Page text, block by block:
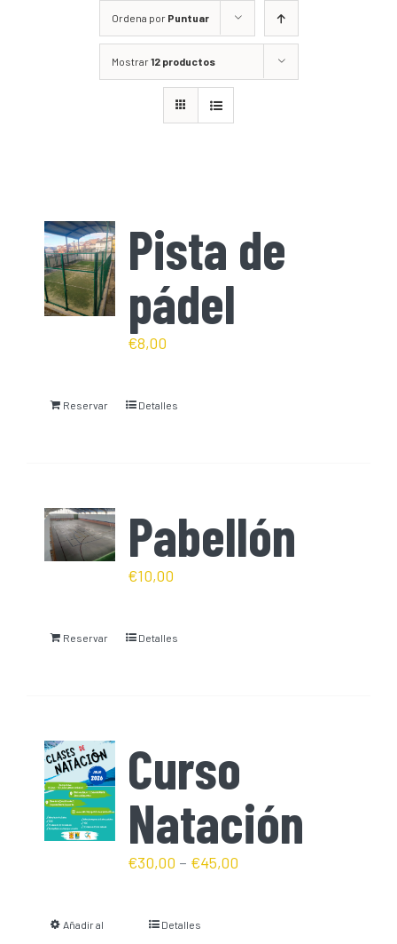
Ordena por Puntuar
Mostrar12 productos
Pista de
pádel
€8,00
Reservar Detalles
Pabellón
€10,00
Reservar Detalles
Curso
Natación
€30,00 – €45,00
Añadir al Detalles